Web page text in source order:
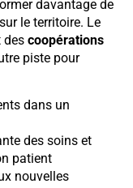
davantage de
le territoire. Le
des coopérations
piste pour
dans un
des soins et
patient
nouvelles